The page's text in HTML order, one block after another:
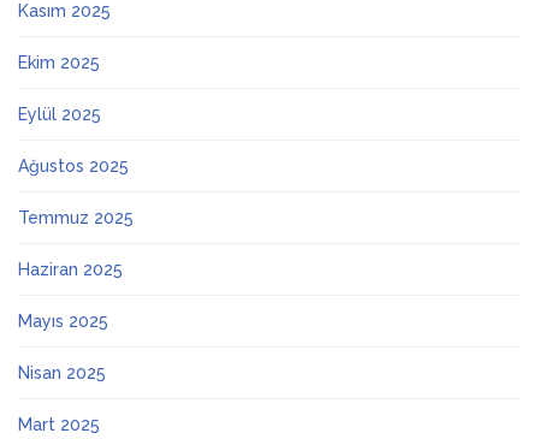
Kasım 2025
Ekim 2025
Eylül 2025
Ağustos 2025
Temmuz 2025
Haziran 2025
Mayıs 2025
Nisan 2025
Mart 2025